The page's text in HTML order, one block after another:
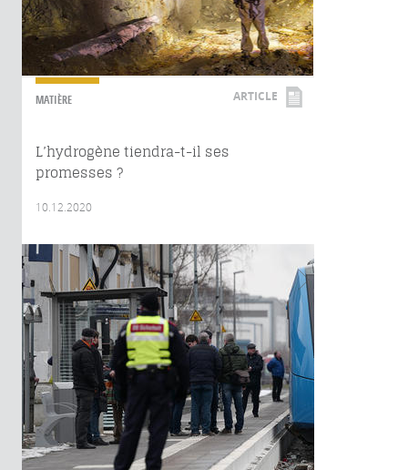
MATIÈRE ARTICLE
L’hydrogène tiendra-t-il ses
promesses ?
10.12.2020